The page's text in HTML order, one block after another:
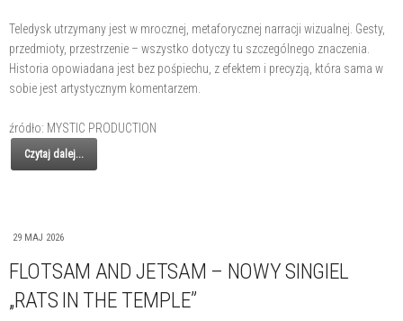
Teledysk utrzymany jest w mrocznej, metaforycznej narracji wizualnej. Gesty,
przedmioty, przestrzenie – wszystko dotyczy tu szczególnego znaczenia.
Historia opowiadana jest bez pośpiechu, z efektem i precyzją, która sama w
sobie jest artystycznym komentarzem.
źródło: MYSTIC PRODUCTION
Czytaj dalej...
29 MAJ 2026
FLOTSAM AND JETSAM – NOWY SINGIEL
„RATS IN THE TEMPLE”